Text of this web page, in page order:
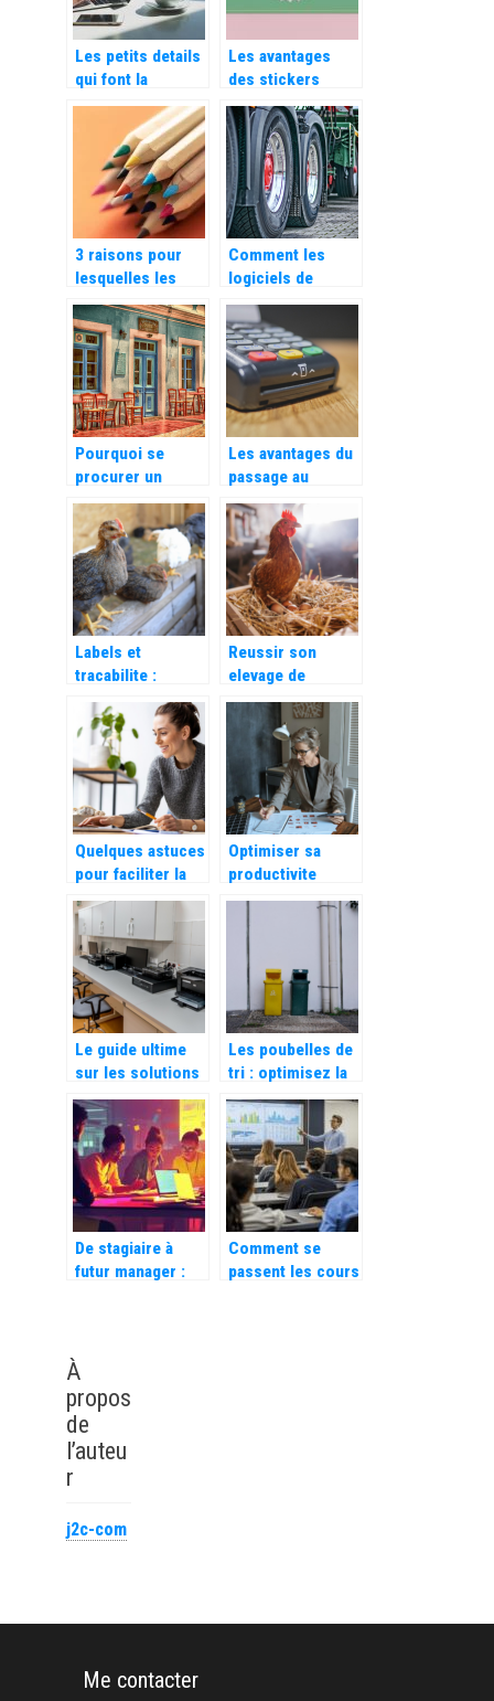
Les petits details
qui font la
difference du E-
Commerce
Les avantages
des stickers
personnalisés
pour votre
entreprise
3 raisons pour
lesquelles les
livres de
coloriage pour
adultes sont
excellents pour le
travail
Comment les
logiciels de
transport et de
logistique
peuvent
rationaliser votre
activite ?
Pourquoi se
procurer un
logiciel de
reservation pour
votre restaurant ?
Les avantages du
passage au
numerique pour
les entreprises
Labels et
tracabilite :
comment bien
choisir sa volaille
?
Reussir son
elevage de
poulets de chair :
les bases
Quelques astuces
pour faciliter la
gestion de votre
nouvelle activite
d’auto
entrepreneurs
Optimiser sa
productivite
grace a un
entretiens
Le guide ultime
sur les solutions
pour la gestion du
flux numerique
Les poubelles de
tri : optimisez la
gestion des
dechets dans
votre entreprise,
restaurant ou
cantine
De stagiaire à
futur manager :
humaines
Comment se
passent les cours
À
propos
de
l’auteu
r
j2c-com
Me contacter